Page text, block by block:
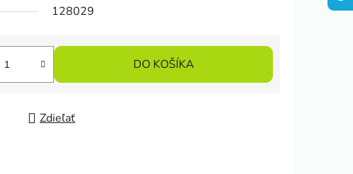
128029
DO KOŠÍKA
Zdieľať